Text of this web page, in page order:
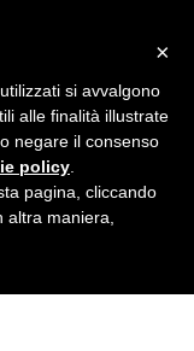
La Cucina
dedicata.
tracciamento di
policy
×
si avvalgono
alle finalità illustrate
negare il consenso
policy
pagina, cliccando
maniera,